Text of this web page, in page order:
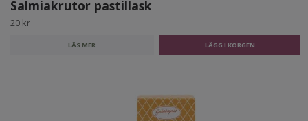
Salmiakrutor pastillask
20 kr
LÄS MER